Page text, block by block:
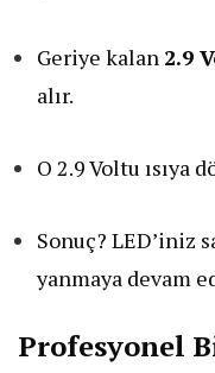
Geriye kalan 2.9
alır.
O 2.9 Voltu ısıya
Sonuç? LED’iniz
yanmaya devam
Profesyonel